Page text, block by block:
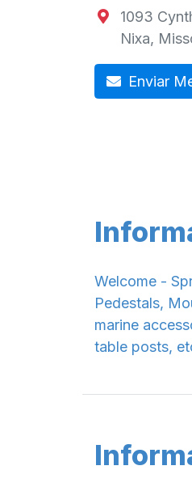
1093
Nixa,
Enviar
Welcome -
Pedestals,
marine
table posts,